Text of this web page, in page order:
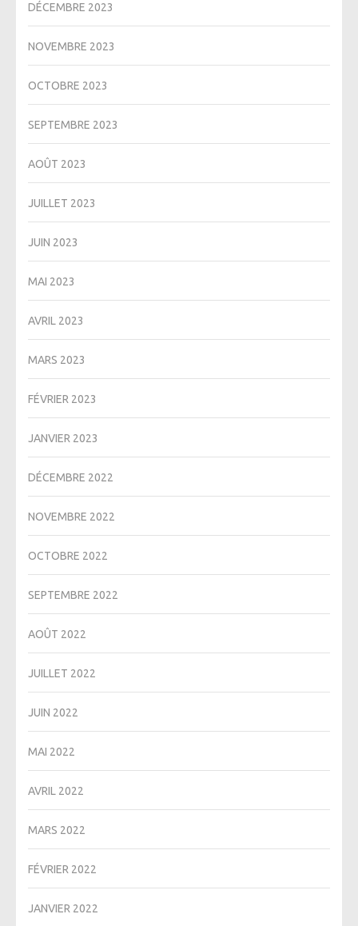
DÉCEMBRE 2023
NOVEMBRE 2023
OCTOBRE 2023
SEPTEMBRE 2023
AOÛT 2023
JUILLET 2023
JUIN 2023
MAI 2023
AVRIL 2023
MARS 2023
FÉVRIER 2023
JANVIER 2023
DÉCEMBRE 2022
NOVEMBRE 2022
OCTOBRE 2022
SEPTEMBRE 2022
AOÛT 2022
JUILLET 2022
JUIN 2022
MAI 2022
AVRIL 2022
MARS 2022
FÉVRIER 2022
JANVIER 2022